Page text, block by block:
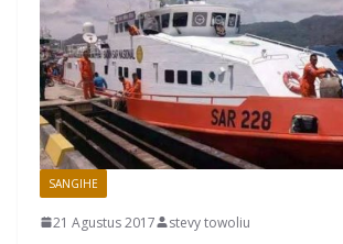
SANGIHE
21 Agustus 2017 stevy towoliu